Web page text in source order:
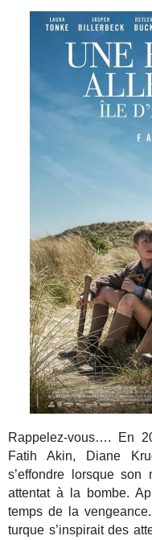
Rappelez-vous…. En
Fatih Akin, Diane
s’effondre lorsque
attentat à la bombe.
temps de la
turque s’inspirait des